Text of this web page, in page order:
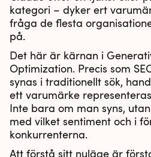
kategori – dyker ert
fråga de flesta
på.
Det här är kärnan i
Optimization. Precis som
synas i traditionellt sök,
ett varumärke
Inte bara om man syns,
med vilket sentiment och i
konkurrenterna.
Att förstå sitt nuläge är